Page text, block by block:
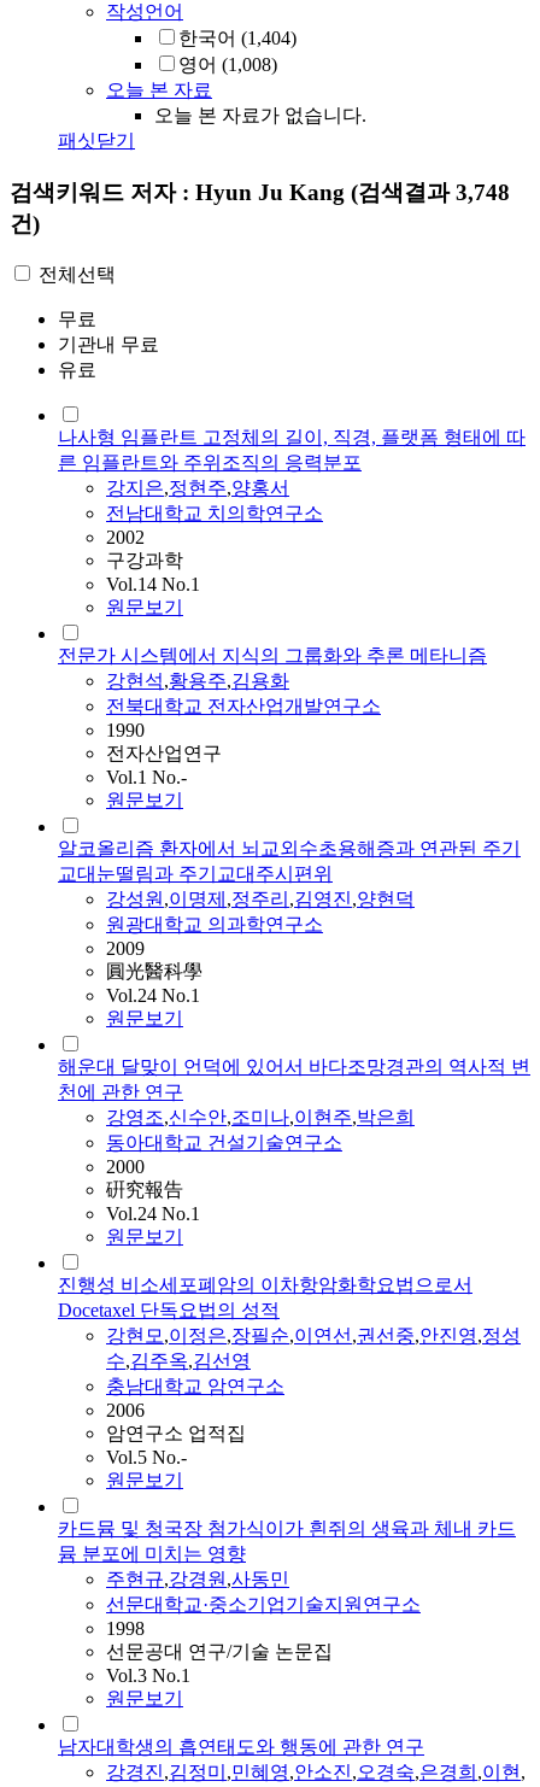
작성언어
한국어 (1,404)
영어 (1,008)
오늘 본 자료
오늘 본 자료가 없습니다.
패싯닫기
검색키워드 저자 : Hyun Ju Kang (검색결과 3,748
건)
전체선택
무료
기관내 무료
유료
나사형 임플란트 고정체의 길이, 직경, 플랫폼 형태에 따
른 임플란트와 주위조직의 응력분포
강지은,정현주,양홍서
전남대학교 치의학연구소
2002
구강과학
Vol.14 No.1
원문보기
전문가 시스템에서 지식의 그룹화와 추론 메타니즘
강현석,황용주,김용화
전북대학교 전자산업개발연구소
1990
전자산업연구
Vol.1 No.-
원문보기
알코올리즘 환자에서 뇌교외수초용해증과 연관된 주기
교대눈떨림과 주기교대주시편위
강성원,이명제 ,정주리 ,김영진,양현덕
원광대학교 의과학연구소
2009
圓光醫科學
Vol.24 No.1
원문보기
해운대 달맞이 언덕에 있어서 바다조망경관의 역사적 변
천에 관한 연구
강영조,신수안,조미나,이현주,박은희
동아대학교 건설기술연구소
2000
硏究報告
Vol.24 No.1
원문보기
진행성 비소세포폐암의 이차항암화학요법으로서
Docetaxel 단독요법의 성적
강현모,이정은,장필순,이연선,권선중,안진영,정성
수,김주옥,김선영
충남대학교 암연구소
2006
암연구소 업적집
Vol.5 No.-
원문보기
카드뮴 및 청국장 첨가식이가 흰쥐의 생육과 체내 카드
뮴 분포에 미치는 영향
주현규,강경원,사동민
선문대학교·중소기업기술지원연구소
1998
선문공대 연구/기술 논문집
Vol.3 No.1
원문보기
남자대학생의 흡연태도와 행동에 관한 연구
강경진,김정미 ,민혜영,안소진,오경숙,은경희 ,이현,